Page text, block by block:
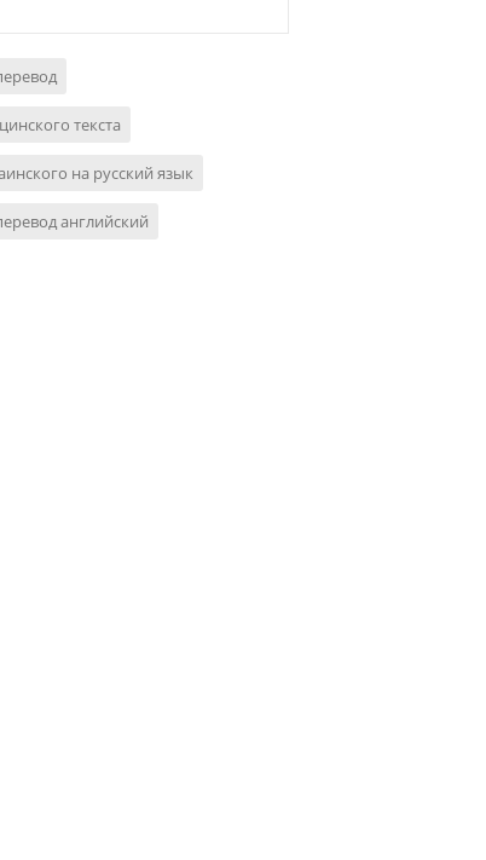
текста
на русский язык
английский